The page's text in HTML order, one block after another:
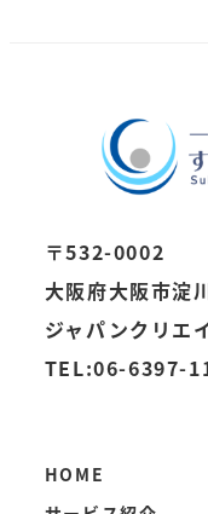
送
り
〒532-0002
大阪府大阪市淀
ジャパンクリエ
TEL:06-6397-
HOME